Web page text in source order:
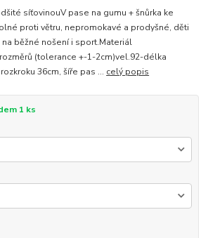
síťovinouV pase na gumu + šnůrka ke
proti větru, nepromokavé a prodyšné, děti
běžné nošení i sport.Materiál
(tolerance +-1-2cm)vel.92-délka
36cm, šíře pas ... celý popis
1 ks